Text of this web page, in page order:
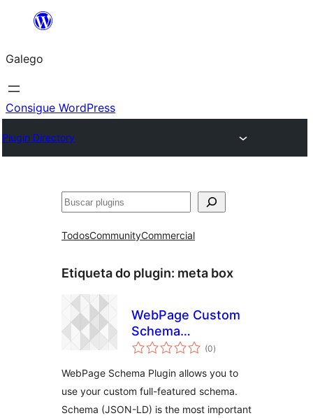
Saltar
contido
Galego
Consigue WordPress
Plugin Directory
Buscar
TodosCommunityCommercial
Etiqueta do plugin: meta box
WebPage Custom
Schema
(Schema.org(0valoracións
totais
)
WebPage Schema Plugin allows you to
use your custom full-featured schema.
Schema (JSON-LD) is the most important